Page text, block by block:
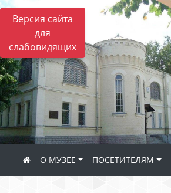
Версия сайта
для
слабовидящих
О МУЗЕЕ ПОСЕТИТЕЛЯМ